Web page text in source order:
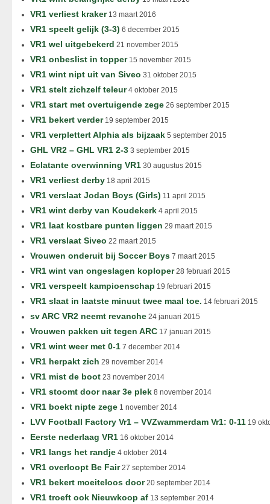
VR1 verliest kraker13 maart 2016
VR1 speelt gelijk (3-3) 6 december 2015
VR1 wel uitgebekerd 21 november 2015
VR1 onbeslist in topper15 november 2015
VR1 wint nipt uit van Siveo 31 oktober 2015
VR1 stelt zichzelf teleur4 oktober 2015
VR1 start met overtuigende zege 26 september 2015
VR1 bekert verder19 september 2015
VR1 verplettert Alphia als bijzaak 5 september 2015
GHL VR2 – GHL VR1 2-3 3 september 2015
Eclatante overwinning VR1 30 augustus 2015
VR1 verliest derby 18 april 2015
VR1 verslaat Jodan Boys (Girls) 11 april 2015
VR1 wint derby van Koudekerk 4 april 2015
VR1 laat kostbare punten liggen 29 maart 2015
VR1 verslaat Siveo 22 maart 2015
Vrouwen onderuit bij Soccer Boys 7 maart 2015
VR1 wint van ongeslagen koploper28 februari 2015
VR1 verspeelt kampioenschap 19 februari 2015
VR1 slaat in laatste minuut twee maal toe. 14 februari 2015
sv ARC VR2 neemt revanche 24 januari 2015
Vrouwen pakken uit tegen ARC 17 januari 2015
VR1 wint weer met 0-1 7 december 2014
VR1 herpakt zich 29 november 2014
VR1 mist de boot 23 november 2014
VR1 stoomt door naar 3e plek 8 november 2014
VR1 boekt nipte zege 1 november 2014
LVV Football Factory Vr1 – VVZwammerdam Vr1: 0-11 19
Eerste nederlaag VR1 16 oktober 2014
VR1 langs het randje 4 oktober 2014
VR1 overloopt Be Fair27 september 2014
VR1 bekert moeiteloos door20 september 2014
VR1 troeft ook Nieuwkoop af 13 september 2014